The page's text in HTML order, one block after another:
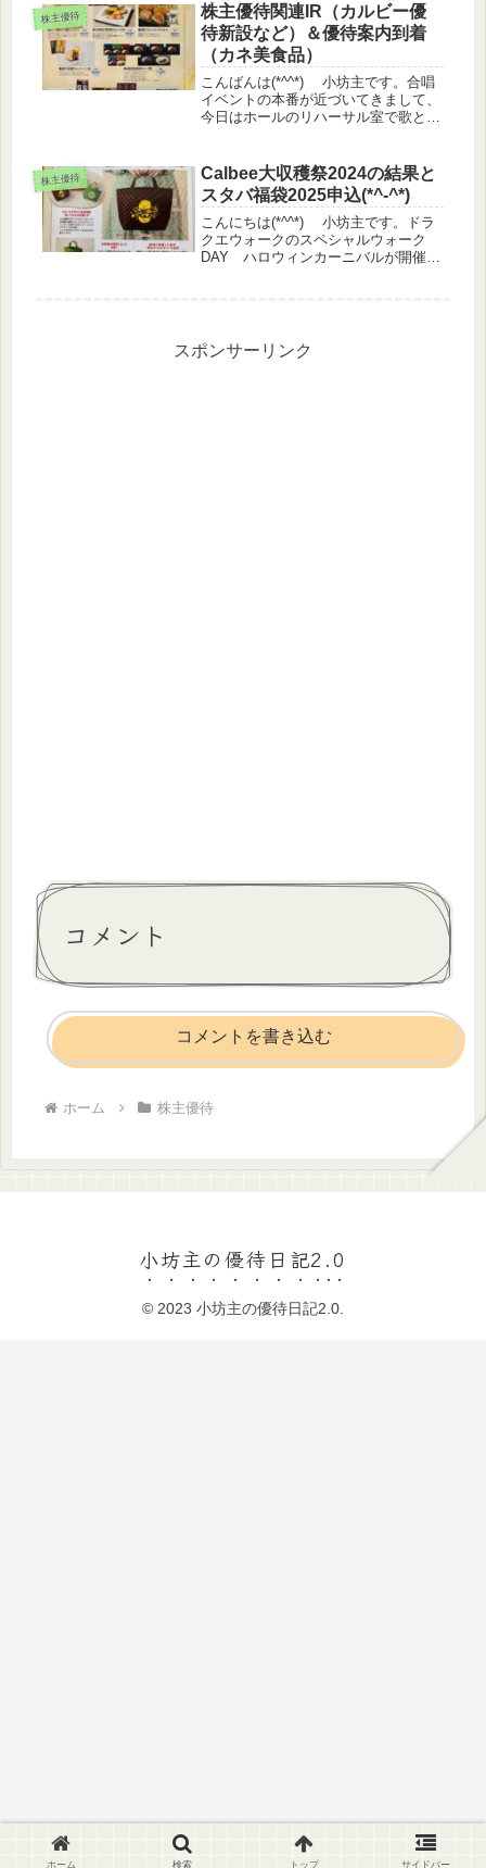
株主優待
株主優待関連IR（カルビー優
待新設など）＆優待案内到着
（カネ美食品）
こんばんは(*^^*) 小坊主です。合唱
イベントの本番が近づいてきまして、
今日はホールのリハーサル室で歌とピ
す。。。株価情報日経平均
▲2.5%TOPIX ▲1....
株主優待
Calbee大収穫祭2024の結果と
スタバ福袋2025申込(*^-^*)
こんにちは(*^^*) 小坊主です。ドラ
クエウォークのスペシャルウォーク
DAY ハロウィンカーニバルが開催さ
スポンサーリンク
コメント
コメントを書き込む
ホーム 株主優待
小坊主の優待日記2.0
© 2023 小坊主の優待日記2.0.
ホーム 検索 トップ サイドバー